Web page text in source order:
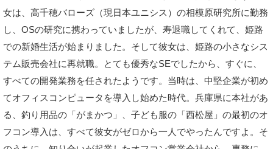
女は、高千穂バローズ（現日本ユニシス）の相模原研究所に勤務
し、OSの研究に携わっていましたが、寿退職してくれて、姫路
での新婚生活が始まりました。そして彼女は、姫路の小さなシス
テム販売会社に再就職。とても優秀なSEでしたから、すぐに、
すべての開発業務を任されたようです。当時は、中堅企業が初め
てオフィスコンピュータを導入し始めた時代。兵庫県に本社があ
る、釣り用品の「がまかつ」、子ども服の「西松屋」の最初のオ
フコン導入は、すべて彼女がゼロから一人でやったんですよ。そ